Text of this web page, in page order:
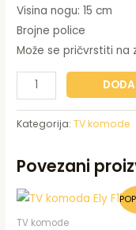
Visina nogu: 15 cm
Brojne police
Može se pričvrstiti na
Kategorija:TV komode
Povezani
TV komode
Original
price
was: